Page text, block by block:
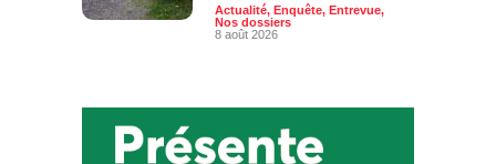
Actualité Enquête Entrevue
Nos dossiers
8 août 2026